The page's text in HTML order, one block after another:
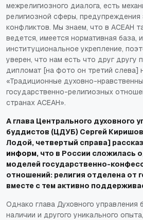
межрелигиозного диалога, есть
религиозной сферы, предупреждения
конфликтов. Мы знаем, что в АСЕАН
ведется, имеется нормативная база,
институциональное укрепление,
уверен, что нам есть что друг другу
дипломат [на фото он третий слева]
«Традиционные духовно-
государственно-религиозных
странах АСЕАН».
А глава Центрального духовного
буддистов (ЦДУБ) Сергей
Лодой, четвертый справа]
информ, что в России сложилась
моделей государственно-
отношений: религия отделена от
вместе с тем активно
Однако глава Духовного управления
наличии и другого уникального